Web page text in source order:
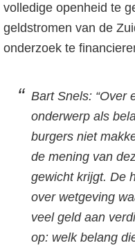
volledige openheid te
geldstromen van de
onderzoek te
Bart Snels: “Over
onderwerp als
burgers niet
de mening van
gewicht krijgt. De
over wetgeving
veel geld aan
op: welk belang